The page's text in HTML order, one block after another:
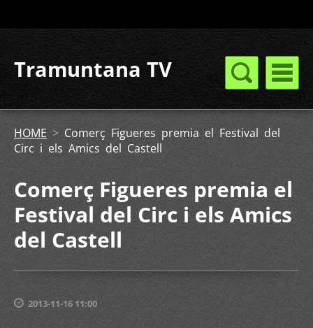
Tramuntana TV
HOME > Comerç Figueres premia el Festival del
Circ i els Amics del Castell
Comerç Figueres premia el
Festival del Circ i els Amics
del Castell
2013-11-16 11:00